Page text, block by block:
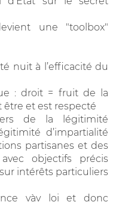
une "toolbox"
nuit à l’efficacité du
: droit = fruit de la
et est respecté
de la légitimité
d’impartialité
partisanes et des
objectifs précis
intérêts particuliers
vàv loi et donc